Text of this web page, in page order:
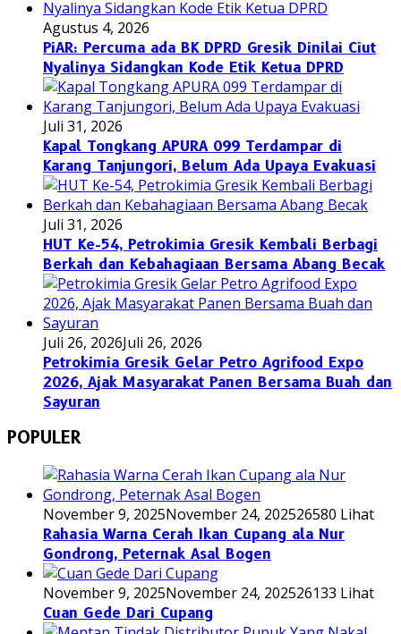
Agustus 4, 2026
PiAR: Percuma ada BK DPRD Gresik Dinilai Ciut
Nyalinya Sidangkan Kode Etik Ketua DPRD
Juli 31, 2026
Kapal Tongkang APURA 099 Terdampar di
Karang Tanjungori, Belum Ada Upaya Evakuasi
Juli 31, 2026
HUT Ke-54, Petrokimia Gresik Kembali Berbagi
Berkah dan Kebahagiaan Bersama Abang Becak
Juli 26, 2026Juli 26, 2026
Petrokimia Gresik Gelar Petro Agrifood Expo
2026, Ajak Masyarakat Panen Bersama Buah dan
Sayuran
POPULER
November 9, 2025November 24, 202526580 Lihat
Rahasia Warna Cerah Ikan Cupang ala Nur
Gondrong, Peternak Asal Bogen
November 9, 2025November 24, 202526133 Lihat
Cuan Gede Dari Cupang